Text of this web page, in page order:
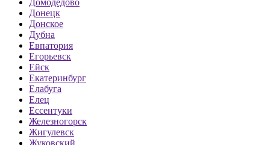
Домодедово
Донецк
Донское
Дубна
Евпатория
Егорьевск
Ейск
Екатеринбург
Елабуга
Елец
Ессентуки
Железногорск
Жигулевск